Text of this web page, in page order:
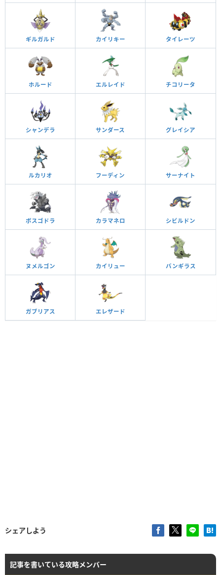
ギルガルド カイリキー タイレーツ
ホルード エルレイド チコリータ
シャンデラ サンダース グレイシア
ルカリオ フーディン サーナイト
ボスゴドラ カラマネロ シビルドン
ヌメルゴン カイリュー バンギラス
ガブリアス エレザード
シェアしよう
記事を書いている攻略メンバー